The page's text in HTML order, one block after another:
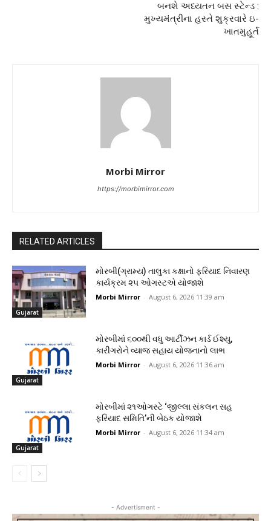
બનશે અધ્યતન બસ સ્ટેન્ડ :
મુખ્યમંત્રીના હસ્તે શુક્રવારે ઇ-
ખાતમુહૂર્ત
Morbi Mirror
https://morbimirror.com
RELATED ARTICLES
Gujarat
મોરબી(ગ્રામ્ય) તાલુકા કક્ષાનો ફરિયાદ નિવારણ
કાર્યક્રમ ૨૫ ઓગસ્ટએ યોજાશે
Morbi Mirror - August 6, 2026 11:39 am
Gujarat
મોરબીમાં ૬૦૦થી વધુ આર્ટીઝન કાર્ડ ઈશ્યુ,
કારીગરોને વ્યાજ સહાય યોજનાનો લાભ
Morbi Mirror - August 6, 2026 11:36 am
Gujarat
મોરબીમાં ૨૧ઓગસ્ટે ‘જીલ્લા સંકલન સહ
ફરિયાદ સમિતિ’ની બેઠક યોજાશે
Morbi Mirror - August 6, 2026 11:34 am
- Advertisment -